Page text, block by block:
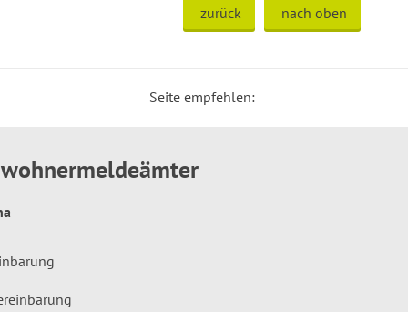
zurück nach oben
Seite empfehlen: